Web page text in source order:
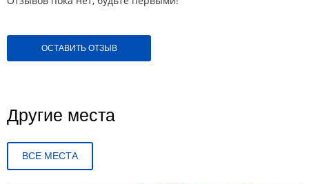
ОСТАВИТЬ ОТЗЫВ
Другие места
ВСЕ МЕСТА